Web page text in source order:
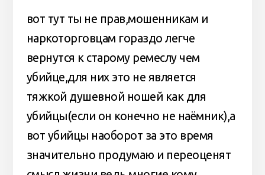
вот тут ты не прав,мошенникам и
наркоторговцам гораздо легче
вернутся к старому ремеслу чем
убийце,для них это не является
тяжкой душевной ношей как для
убийцы(если он конечно не наёмник),а
вот убийцы наоборот за это время
значительно продумаю и переоценят